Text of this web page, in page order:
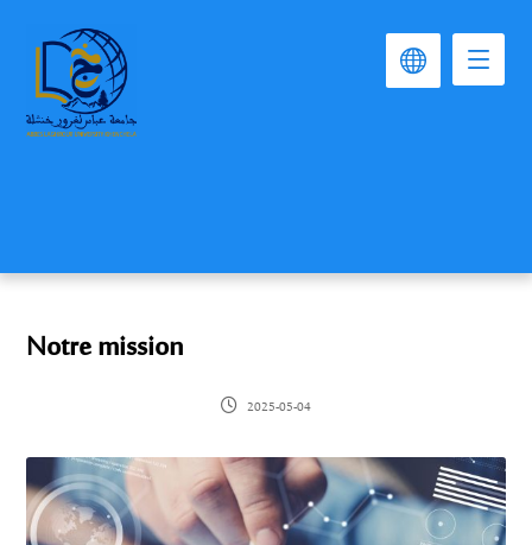
Notre mission
2025-05-04